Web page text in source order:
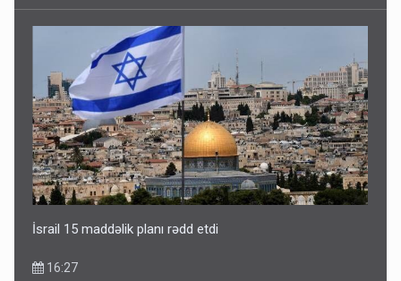
İsrail 15 maddəlik planı rədd etdi
16:27